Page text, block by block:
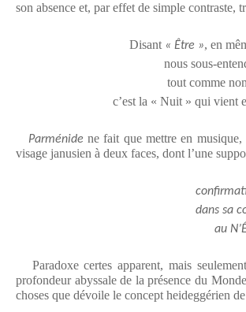
son absence et, par effet de simple contraste,
Disant « Être », en
nous sous-
tout comme
c’est la « Nuit » qui vient
Parménide ne fait que mettre en
visage janusien à deux faces, dont l’une
dans sa
au
Paradoxe certes apparent, mais
profondeur abyssale de la présence du
choses que dévoile le concept heideggérien de